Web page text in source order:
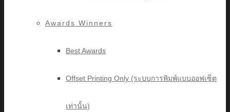
Awards Winners
Best Awards
Offset Printing Only (ระบบการพิมพ์แบบออฟเซ็ต
เท่านั้น)